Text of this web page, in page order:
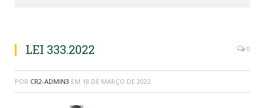
LEI 333.2022 0
POR CR2-ADMIN3 EM 18 DE MARÇO DE 2022